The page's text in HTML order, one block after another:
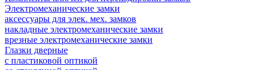
Электромеханические замки
аксессуары для элек. мех. замков
накладные электромеханические замки
врезные электромеханические замки
Глазки дверные
с пластиковой оптикой